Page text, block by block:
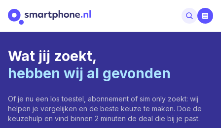
Wat jij zoekt,
hebben wij al gevonden
Of je nu een los toestel, abonnement of sim only zoekt: wij
helpen je vergelijken en de beste keuze te maken. Doe de
keuzehulp en vind binnen 2 minuten de deal die bij je past.